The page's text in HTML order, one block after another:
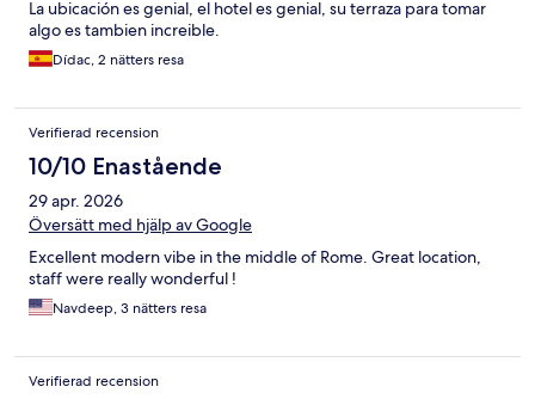
La ubicación es genial, el hotel es genial, su terraza para tomar
algo es tambien increible.
Dídac, 2 nätters resa
Verifierad recension
10/10 Enastående
29 apr. 2026
Översätt med hjälp av Google
Excellent modern vibe in the middle of Rome. Great location,
staff were really wonderful !
Navdeep, 3 nätters resa
Verifierad recension